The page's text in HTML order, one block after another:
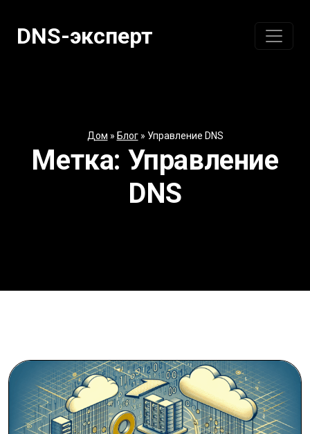
содержанию
DNS-эксперт
Дом » Блог» Управление DNS
Метка: Управление
DNS